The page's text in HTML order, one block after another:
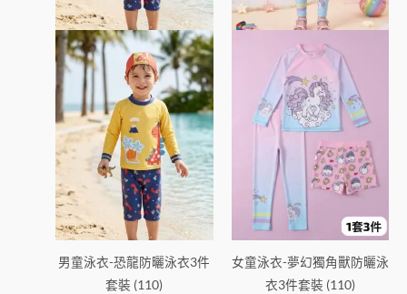
男童泳衣-恐龍防曬泳衣3件
套裝 (110)
可
在
產
品
頁
面
選
擇
選
項
女童泳衣-夢幻獨角獸防曬泳
衣3件套裝 (110)
可
在
頁
面
選
擇
選
項